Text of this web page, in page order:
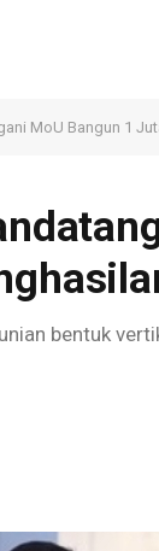
MoU Bangun 1
bentuk